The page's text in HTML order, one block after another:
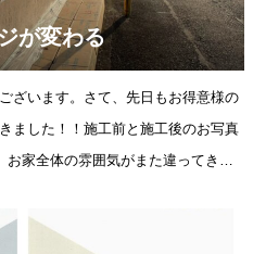
が変わる
ざいます。さて、先日もお得意様の
ました！！施工前と施工後のお写真
お家全体の雰囲気がまた違ってきま